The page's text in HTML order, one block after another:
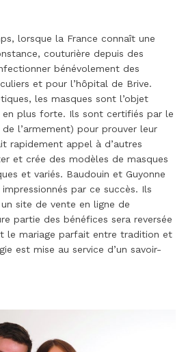
lorsque la France connaît une
couturière depuis des
bénévolement des
et pour l’hôpital de Brive.
les masques sont l’objet
en plus forte. Ils sont certifiés par le
de l’armement) pour prouver leur
rapidement appel à d’autres
et crée des modèles de masques
et variés. Baudouin et Guyonne
par ce succès. Ils
site de vente en ligne de
partie des bénéfices sera reversée
le mariage parfait entre tradition et
est mise au service d’un savoir-